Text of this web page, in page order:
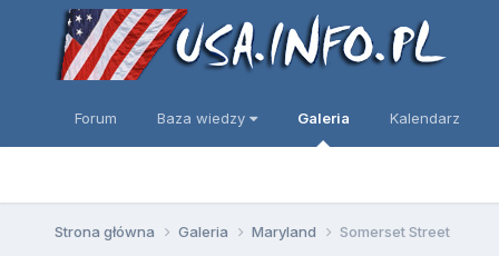
Forum Baza wiedzy Galeria Kalendarz
Strona główna Galeria Maryland Somerset Street